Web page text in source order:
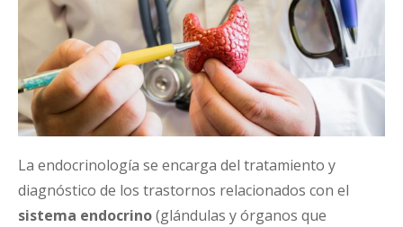
La endocrinología se encarga del tratamiento y
diagnóstico de los trastornos relacionados con el
sistema endocrino(glándulas y órganos que